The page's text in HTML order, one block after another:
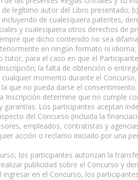
legítimo autor del Libro presentado;
de cualesquiera patentes,
y cualesquiera otros derechos de
que dicho contenido no sea
en ningún formato ni
tutor, para el caso en que el
la falta de obtención o
momento durante el
que no pueda darse el
Inscripción determine que no cumple
garantías. Los participantes aceptan
del Concurso (incluida la
empleados, contratistas y
acción o reclamo iniciado por una
los participantes autorizan la
publicidad sobre el Concurso y
ingresar en el Concurso, los